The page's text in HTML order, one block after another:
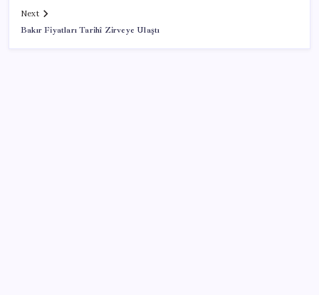
Next
Bakır Fiyatları Tarihî Zirveye Ulaştı